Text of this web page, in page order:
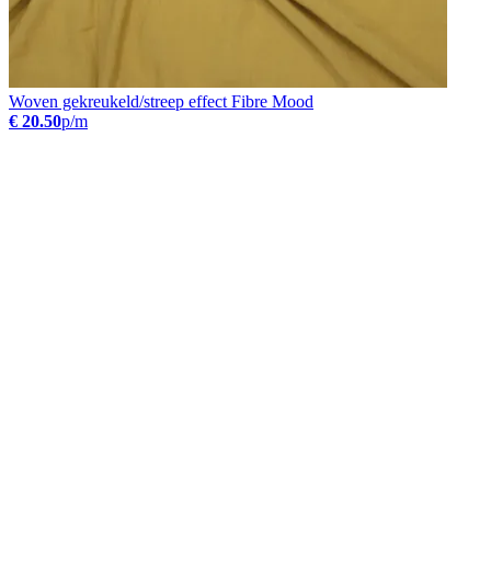
Woven gekreukeld/streep effect Fibre Mood
€ 20.50p/m